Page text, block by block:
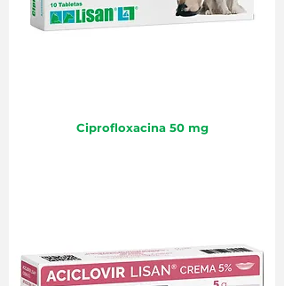
Ciprofloxacina 50 mg